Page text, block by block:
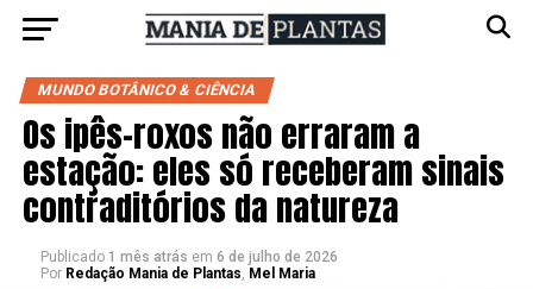
MUNDO BOTÂNICO & CIÊNCIA
Os ipês-roxos não erraram a
estação: eles só receberam sinais
contraditórios da natureza
Publicado 1 mês atrás em 6 de julho de 2026
Por Redação Mania de Plantas, Mel Maria